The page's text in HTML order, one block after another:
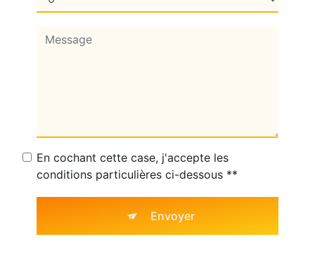
En cochant cette case, j'accepte les
conditions particulières ci-dessous **
Envoyer